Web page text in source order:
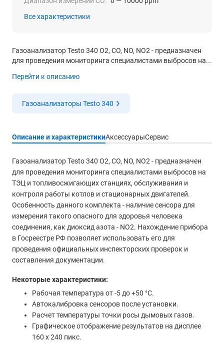
Все характеристики
Газоанализатор Testo 340 O2, CO, NO, NO2 - предназначен
для проведения мониторинга специалистами выбросов на...
Перейти к описанию
Газоанализаторы Testo 340
Описание и характеристикиАксессуарыСервис
Газоанализатор Testo 340 O2, CO, NO, NO2 - предназначен
для проведения мониторинга специалистами выбросов на
ТЭЦ и топливосжигающих станциях, обслуживания и
контроля работы котлов и стационарных двигателей.
Особенность данного комплекта - наличие сенсора для
измерения такого опасного для здоровья человека
соединения, как диоксид азота - NO2. Нахождение прибора
в Госреестре РФ позволяет использовать его для
проведения официальных инспекторских проверок и
составления документации.
Некоторые характеристики:
Рабочая температура от -5 до +50 °C.
Автокалибровка сенсоров после установки.
Расчет температуры точки росы дымовых газов.
Графическое отображение результатов на дисплее
160 x 240 пикс.